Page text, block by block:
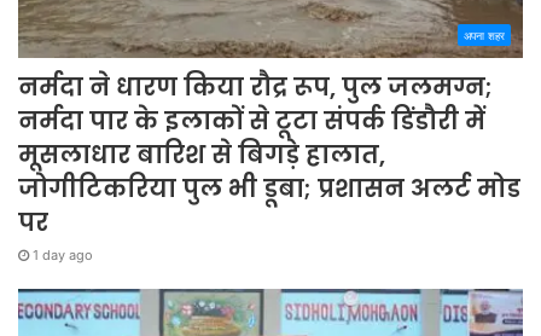
अपना शहर
नर्मदा ने धारण किया रौद्र रूप, पुल जलमग्न;
नर्मदा पार के इलाकों से टूटा संपर्क डिंडौरी में
मूसलाधार बारिश से बिगड़े हालात,
जोगीटिकरिया पुल भी डूबा; प्रशासन अलर्ट मोड
पर
1 day ago